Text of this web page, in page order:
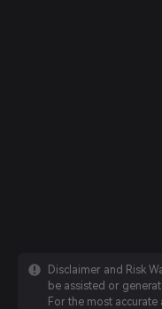
Disclaimer and Risk
be assisted or
For the most